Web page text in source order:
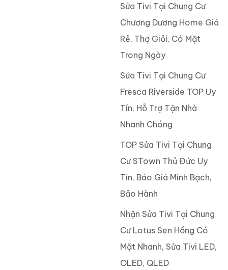
Sửa Tivi Tại Chung Cư
Chương Dương Home Giá
Rẻ, Thợ Giỏi, Có Mặt
Trong Ngày
Sửa Tivi Tại Chung Cư
Fresca Riverside TOP Uy
Tín, Hỗ Trợ Tận Nhà
Nhanh Chóng
TOP Sửa Tivi Tại Chung
Cư STown Thủ Đức Uy
Tín, Báo Giá Minh Bạch,
Bảo Hành
Nhận Sửa Tivi Tại Chung
Cư Lotus Sen Hồng Có
Mặt Nhanh, Sửa Tivi LED,
OLED, QLED